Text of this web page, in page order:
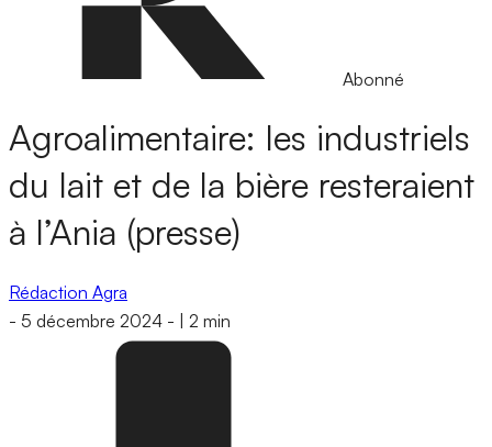
Abonné
Agroalimentaire: les industriels
du lait et de la bière resteraient
à l’Ania (presse)
Rédaction Agra
- 5 décembre 2024 - 2 min